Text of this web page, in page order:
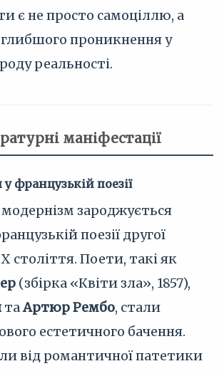
є не просто самоціллю, а
проникнення у
реальності.
маніфестації
французькій поезії
модернізм зароджується
поезії другої
століття. Поети, такі як
(збірка «Квіти зла», 1857),
таАртюр Рембо, стали
естетичного бачення.
від романтичної патетики